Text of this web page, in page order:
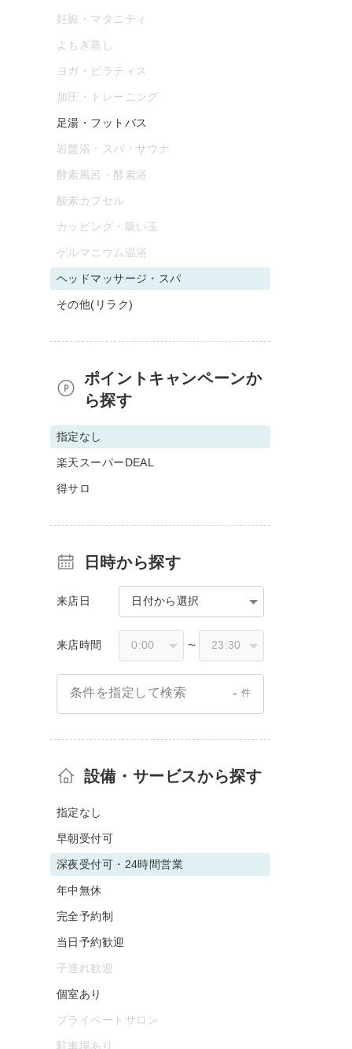
妊娠・マタニティ
よもぎ蒸し
ヨガ・ピラティス
加圧・トレーニング
足湯・フットバス
岩盤浴・スパ・サウナ
酵素風呂・酵素浴
酸素カプセル
カッピング・吸い玉
ゲルマニウム温浴
ヘッドマッサージ・スパ
その他(リラク)
ポイントキャンペーンか
ら探す
指定なし
楽天スーパーDEAL
得サロ
日時から探す
来店日 日付から選択
来店時間 〜
条件を指定して検索 - 件
設備・サービスから探す
指定なし
早朝受付可
深夜受付可・24時間営業
年中無休
完全予約制
当日予約歓迎
子連れ歓迎
個室あり
プライベートサロン
駐車場あり